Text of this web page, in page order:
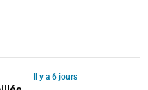
Il y a 6 jours